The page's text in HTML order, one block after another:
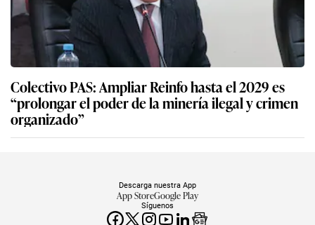
Colectivo PAS: Ampliar Reinfo hasta el 2029 es
“prolongar el poder de la minería ilegal y crimen
organizado”
Síguenos
Descarga nuestra App
App StoreGoogle Play